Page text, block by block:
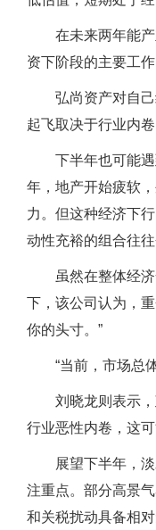
在未来两年能
资下阶段的主要工作
弘尚资产对自
起飞取决于行业内
下半年也可能
年，地产开始疲软
力。但这种经济下
动性充裕的组合往
虽然在整体经
下，该公司认为，
你的头寸。”
“当前，市场总
刘晓龙则表示
行业恶性内卷，这
展望下半年，
注重点。部分高景
和关税扰动具备相